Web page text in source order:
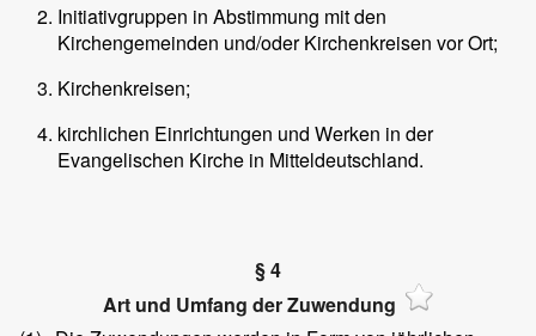
Initiativgruppen in Abstimmung mit den
Kirchengemeinden und/oder Kirchenkreisen vor Ort;
Kirchenkreisen;
kirchlichen Einrichtungen und Werken in der
Evangelischen Kirche in Mitteldeutschland.
§ 4
Art und Umfang der Zuwendung